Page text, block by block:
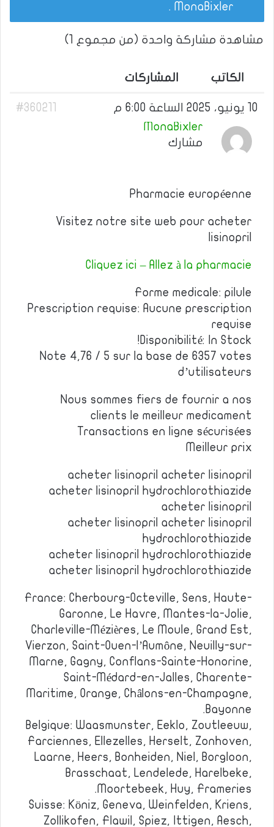
MonaBixler
.
مشاهدة مشاركة واحدة (من مجموع 1)
الكاتب المشاركات
10 يونيو، 2025 الساعة 6:00 م
#360211
MonaBixler
مشارك
Pharmacie européenne
Visitez notre site web pour acheter
lisinopril
Cliquez ici – Allez à la pharmacie
Forme medicale: pilule
Prescription requise: Aucune prescription
requise
Disponibilité: In Stock!
Note 4,76 / 5 sur la base de 6357 votes
d’utilisateurs
Nous sommes fiers de fournir a nos
clients le meilleur medicament
Transactions en ligne sécurisées
Meilleur prix
acheter lisinopril acheter lisinopril
acheter lisinopril hydrochlorothiazide
acheter lisinopril
acheter lisinopril acheter lisinopril
hydrochlorothiazide
acheter lisinopril hydrochlorothiazide
acheter lisinopril hydrochlorothiazide
France: Cherbourg-Octeville, Sens, Haute-
Garonne, Le Havre, Mantes-la-Jolie,
Charleville-Mézières, Le Moule, Grand Est,
Vierzon, Saint-Ouen-l’Aumône, Neuilly-sur-
Marne, Gagny, Conflans-Sainte-Honorine,
Saint-Médard-en-Jalles, Charente-
Maritime, Orange, Châlons-en-Champagne,
Bayonne.
Belgique: Waasmunster, Eeklo, Zoutleeuw,
Farciennes, Ellezelles, Herselt, Zonhoven,
Laarne, Heers, Bonheiden, Niel, Borgloon,
Brasschaat, Lendelede, Harelbeke,
Moortebeek, Huy, Frameries.
Suisse: Köniz, Geneva, Weinfelden, Kriens,
Zollikofen, Flawil, Spiez, Ittigen, Aesch,